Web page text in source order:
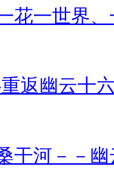
花一世界
返幽云十
干河－－